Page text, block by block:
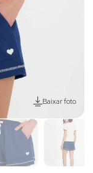
Baixar foto